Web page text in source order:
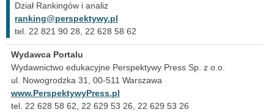
Dział Rankingów i analiz
ranking@perspektywy.pl
tel. 22 821 90 28, 22 628 58 62
Wydawca Portalu
Wydawnictwo edukacyjne Perspektywy Press Sp. z o.o.
ul. Nowogrodzka 31, 00-511 Warszawa
www.PerspektywyPress.pl
tel. 22 628 58 62, 22 629 53 26, 22 629 53 26